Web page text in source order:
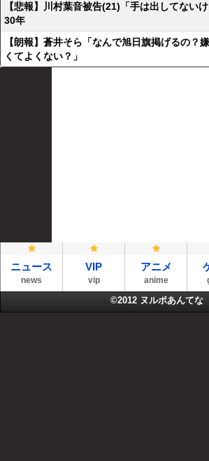
【悲報】川村葉音被告(21)「手は出してない
30年
【朗報】蒼井そら「なんで旭日旗掲げるの？
くてよくない？」
ニュース
news
VIP
vip
アニメ
anime
©2012 ヌルポあんてな